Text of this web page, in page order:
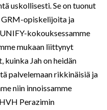
uskollisesti. Se on tuonut
GRM-opiskelijoita ja
kokouksessamme
mukaan liittynyt
Jah on heidän
palvelemaan rikkinäisiä ja
niin innoissamme
Perazimin